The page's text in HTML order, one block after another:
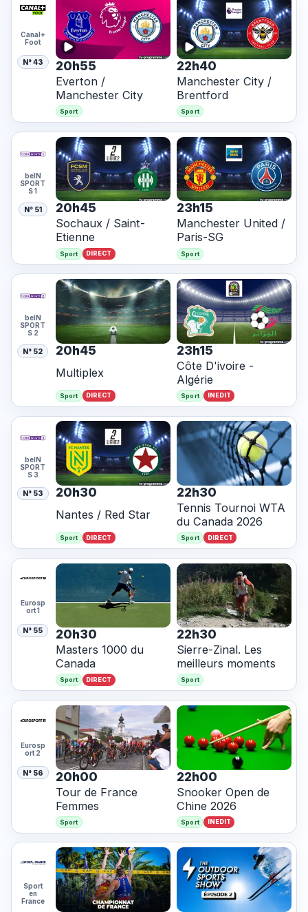
Canal+
Foot
N° 43 20h55
Everton /
Manchester City
Sport
22h40
Manchester City /
Brentford
Sport
beIN
SPORT
S 1
N° 51 20h45
Sochaux / Saint-
Etienne
Sport DIRECT
23h15
Manchester United /
Paris-SG
Sport
beIN
SPORT
S 2
N° 52 20h45
Multiplex
Sport DIRECT
23h15
Côte D'ivoire -
Algérie
Sport INEDIT
beIN
SPORT
S 3
N° 53 20h30
Nantes / Red Star
Sport DIRECT
22h30
Tennis Tournoi WTA
du Canada 2026
Sport DIRECT
Eurosp
ort 1
N° 55 20h30
Masters 1000 du
Canada
Sport DIRECT
22h30
Sierre-Zinal. Les
meilleurs moments
Sport
Eurosp
ort 2
N° 56 20h00
Tour de France
Femmes
Sport
22h00
Snooker Open de
Chine 2026
Sport INEDIT
Sport
en
France